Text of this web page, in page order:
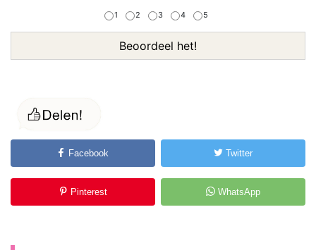
1 2 3 4 5
Beoordeel het!
Facebook Twitter
Pinterest WhatsApp